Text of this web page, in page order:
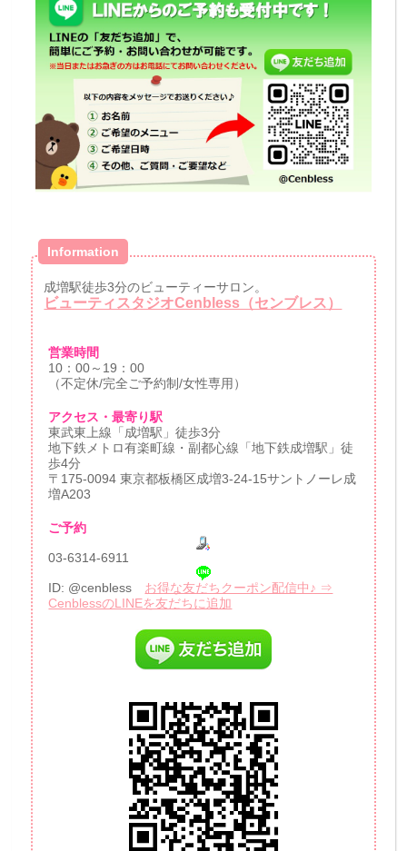
Information
成増駅徒歩3分のビューティーサロン。
ビューティスタジオCenbless（センブレス）
営業時間
10：00～19：00
（不定休/完全ご予約制/女性専用）
アクセス・最寄り駅
東武東上線「成増駅」徒歩3分
地下鉄メトロ有楽町線・副都心線「地下鉄成増駅」徒
歩4分
〒175-0094 東京都板橋区成増3-24-15サントノーレ成
増A203
ご予約
03-6314-6911
ID: @cenbless お得な友だちクーポン配信中♪ ⇒
CenblessのLINEを友だちに追加